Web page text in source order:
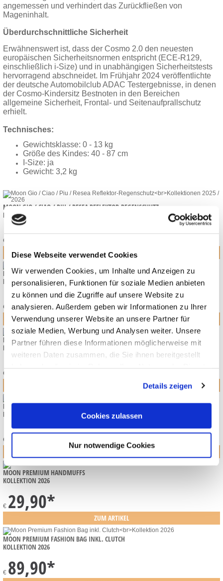
Diese Webseite verwendet Cookies
Wir verwenden Cookies, um Inhalte und Anzeigen zu
personalisieren, Funktionen für soziale Medien anbieten
zu können und die Zugriffe auf unsere Website zu
analysieren. Außerdem geben wir Informationen zu Ihrer
Verwendung unserer Website an unsere Partner für
soziale Medien, Werbung und Analysen weiter. Unsere
Partner führen diese Informationen möglicherweise mit
weiteren Daten zusammen, die Sie ihnen bereitgestellt
Details zeigen
Cookies zulassen
Nur notwendige Cookies
angemessen und verhindert das Zurückfließen von
Mageninhalt.
Überdurchschnittliche Sicherheit
Erwähnenswert ist, dass der Cosmo 2.0 den neuesten
europäischen Sicherheitsnormen entspricht (ECE-R129,
einschließlich i-Size) und in unabhängigen Sicherheitstests
hervorragend abschneidet. Im Frühjahr 2024 veröffentlichte
der deutsche Automobilclub ADAC Testergebnisse, in denen
der Cosmo-Kindersitz Bestnoten in den Bereichen
allgemeine Sicherheit, Frontal- und Seitenaufprallschutz
erhielt.
Technisches:
Gewichtsklasse: 0 - 13 kg
Größe des Kindes: 40 - 87 cm
I-Size: ja
Gewicht: 3,2 kg
MOON GIO / CIAO / PIU / RESEA REFLEKTOR-REGENSCHUTZ
KOLLEKTIONEN 2025 / 2026
€
MOON GIO FOLD / RESEA FOLD ADAPTER MAXI-COSI
KOLLEKTION 2026
€ 29,90*
MOON PREMIUM FASHION BACKPACK
KOLLEKTION 2026
€
MOON PREMIUM FUSSSÄCKE
KOLLEKTION 2026
€ 89,90*
MOON PREMIUM HANDMUFFS
KOLLEKTION 2026
€ 29,90*
MOON PREMIUM FASHION BAG INKL. CLUTCH
KOLLEKTION 2026
€ 89,90*